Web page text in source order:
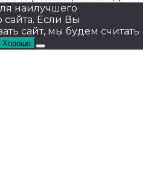
наилучшего
Если Вы
сайт, мы будем считать
Хорошо